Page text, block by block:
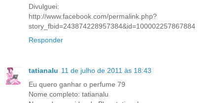
Divulguei:
http://www.facebook.com/permalink.php?
story_fbid=243874228957384&id=100002257867884
Responder
tatianalu 11 de julho de 2011 às 18:43
Eu quero ganhar o perfume 79
Nome completo: tatianalu